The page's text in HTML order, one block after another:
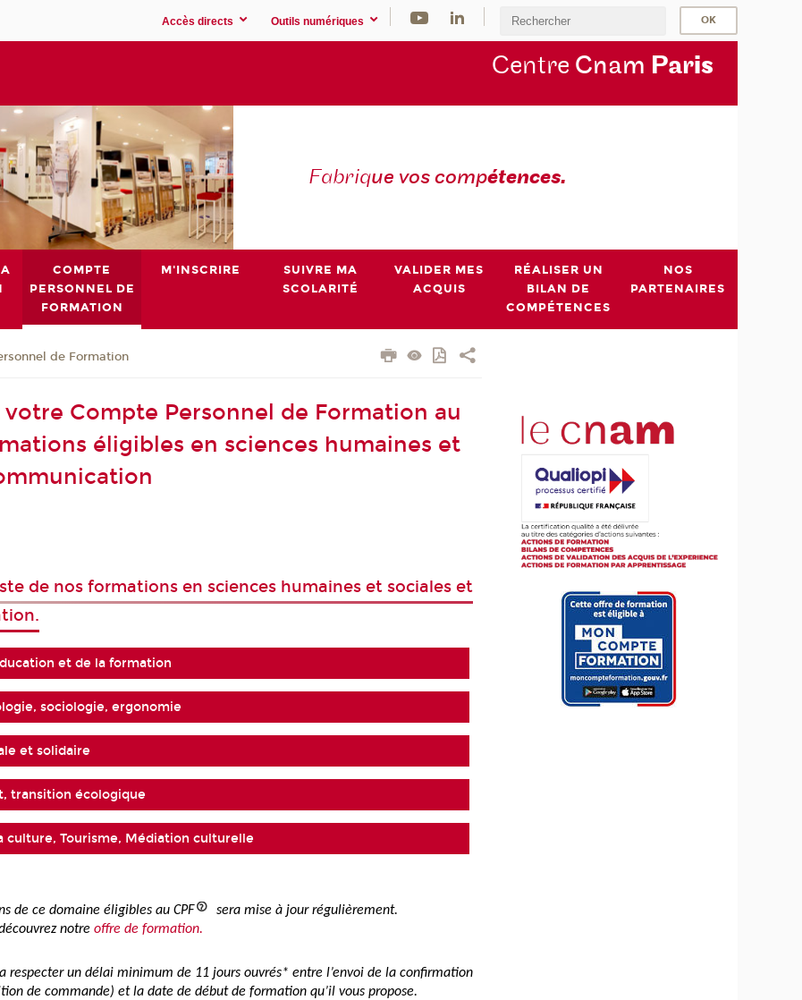
Accès directs Outils numériques
Centre Cnam Paris
Fabrique vos compétences.
COMPTE
PERSONNEL DE
FORMATION
M'INSCRIRE
SUIVRE MA
SCOLARITÉ
VALIDER MES
ACQUIS
RÉALISER UN
BILAN DE
COMPÉTENCES
NOS
PARTENAIRES
de Formation
votre Compte Personnel de Formation au
éligibles en sciences humaines et
de nos formations en sciences humaines et sociales et
et de la formation
sociologie, ergonomie
et solidaire
transition écologique
culture, Tourisme, Médiation culturelle
de ce domaine éligibles au CPF
sera mise à jour régulièrement.
notreoffre de formation.
respecter un délai minimum de 11 jours ouvrés* entre l’envoi de la confirmation
de commande) et la date de début de formation qu’il vous propose.